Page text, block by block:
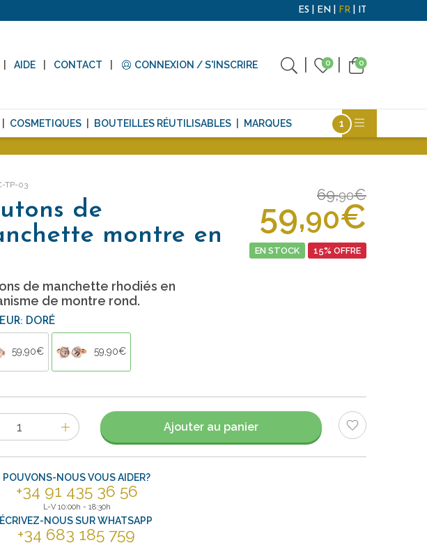
ES EN FR IT
AIDE CONTACT CONNEXION / S'INSCRIRE 0 0
COSMETIQUES BOUTEILLES RÉUTILISABLES MARQUES
TP-03
de
montre en
de manchette rhodiés en
de montre rond.
69,90€
59,90€
EN STOCK 15% OFFRE
DORÉ
59,90€ 59,90€
Ajouter au panier
POUVONS-NOUS VOUS AIDER?
+34 91 435 36 56
L-V 10:00h - 18:30h
ÉCRIVEZ-NOUS SUR WHATSAPP
+34 683 185 759